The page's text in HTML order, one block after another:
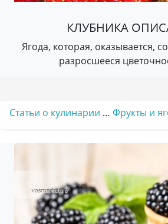
КЛУБНИКА
Ягода, которая, оказывается,
разросшееся
Статьи о кулинарии … Фрукты и